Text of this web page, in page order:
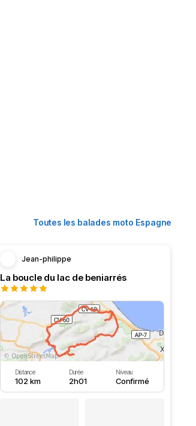
Toutes les balades moto Espagne
Jean-philippe
La boucle du lac de beniarrés
Distance
102 km
Durée
2h01
Niveau
Confirmé